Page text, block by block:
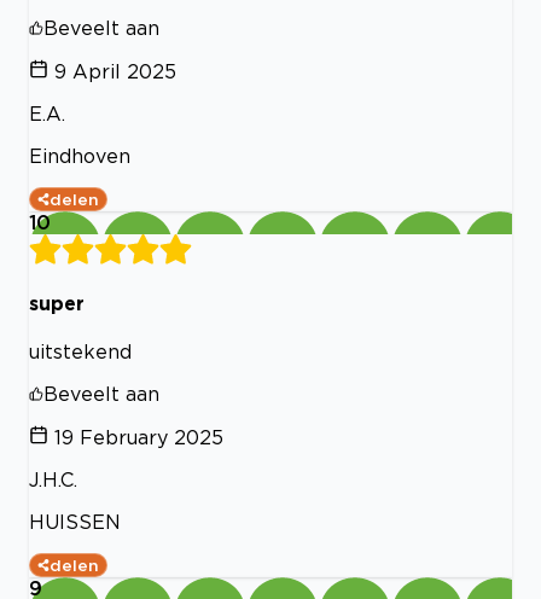
Beveelt aan
9 April 2025
E.A.
Eindhoven
delen
10
super
uitstekend
Beveelt aan
19 February 2025
J.H.C.
HUISSEN
delen
9